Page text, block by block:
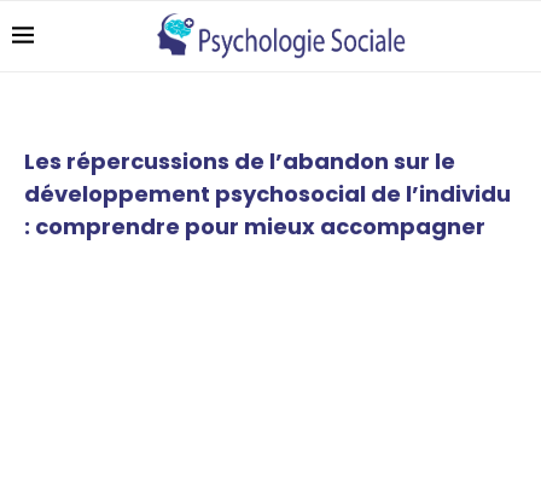
Les répercussions de l’abandon sur le
développement psychosocial de l’individu
: comprendre pour mieux accompagner